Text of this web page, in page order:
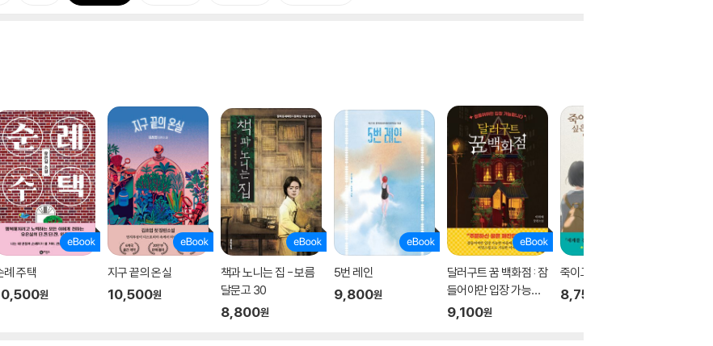
례 주택
원
지구 끝의 온실
10,500원
책과 노니는 집 - 보름
달문고 30
8,800원
5번 레인
9,800원
달러구트 꿈 백화점 : 잠
들어야만 입장 가능합
니다
9,100원
죽이고 싶은 아이
8,750